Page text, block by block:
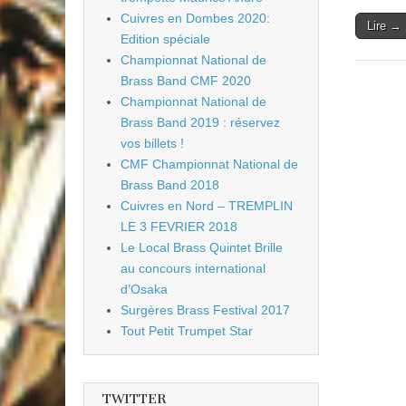
Lire →
Cuivres en Dombes 2020:
Edition spéciale
Championnat National de
Brass Band CMF 2020
Championnat National de
Brass Band 2019 : réservez
vos billets !
CMF Championnat National de
Brass Band 2018
Cuivres en Nord – TREMPLIN
LE 3 FEVRIER 2018
Le Local Brass Quintet Brille
au concours international
d’Osaka
Surgères Brass Festival 2017
Tout Petit Trumpet Star
TWITTER